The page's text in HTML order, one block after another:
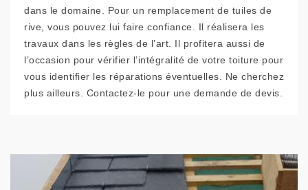
dans le domaine. Pour un remplacement de tuiles de
rive, vous pouvez lui faire confiance. Il réalisera les
travaux dans les règles de l’art. Il profitera aussi de
l’occasion pour vérifier l’intégralité de votre toiture pour
vous identifier les réparations éventuelles. Ne cherchez
plus ailleurs. Contactez-le pour une demande de devis.